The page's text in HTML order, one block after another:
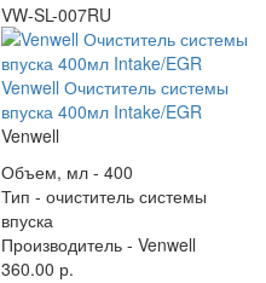
VW-SL-007RU
Venwell Очиститель системы
впуска 400мл Intake/EGR
Venwell
Объем, мл - 400
Тип - очиститель системы
впуска
Производитель - Venwell
360.00 р.